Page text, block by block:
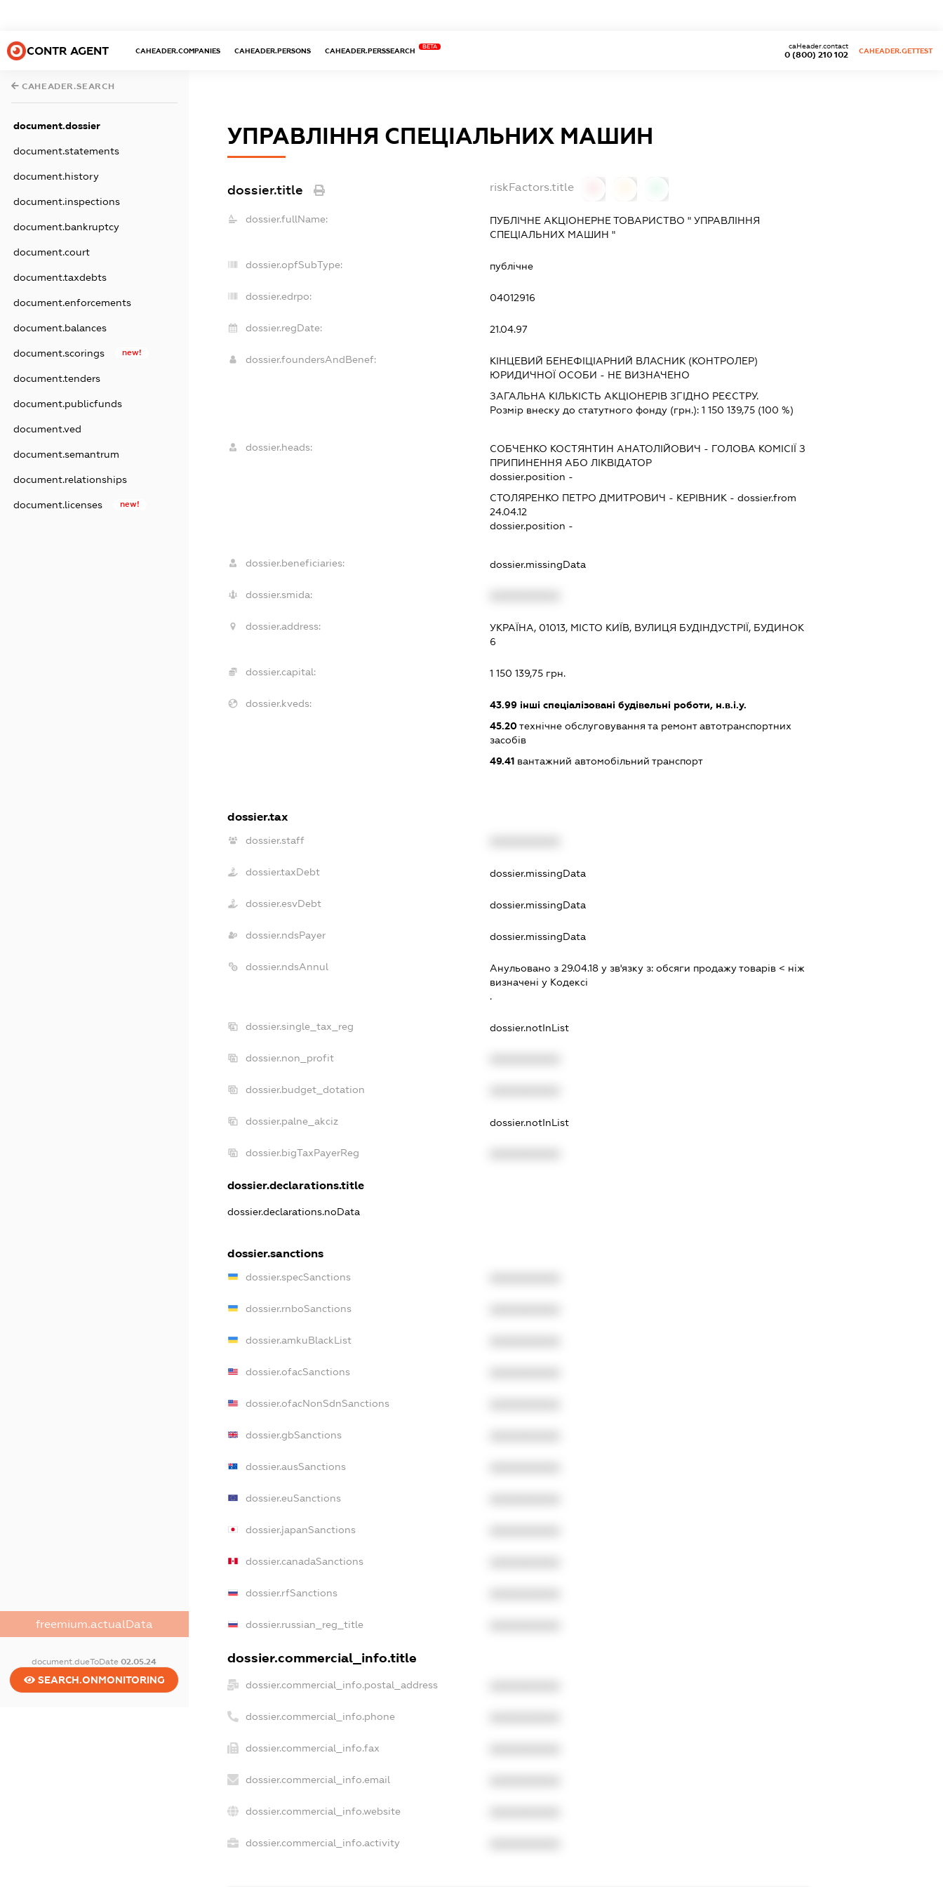
CONTR AGENT CAHEADER.COMPANIES CAHEADER.PERSONS CAHEADER.PERSSEARCH
BETA
0 (800) 210 102
caHeader.contact
CAHEADER.GETTEST
CAHEADER.SEARCH
document.dossier
document.statements
document.history
document.inspections
document.bankruptcy
document.court
document.taxdebts
document.enforcements
document.balances
document.scorings new!
document.tenders
document.publicfunds
document.ved
document.semantrum
document.relationships
document.licenses new!
freemium.actualData
document.dueToDate02.05.24
SEARCH.ONMONITORING
УПРАВЛІННЯ СПЕЦІАЛЬНИХ МАШИН
dossier.title riskFactors.title
dossier.fullName:
ПУБЛІЧНЕ АКЦІОНЕРНЕ ТОВАРИСТВО " УПРАВЛІННЯ
СПЕЦІАЛЬНИХ МАШИН "
dossier.opfSubType: публічне
dossier.edrpo: 04012916
dossier.regDate: 21.04.97
dossier.foundersAndBenef:
КІНЦЕВИЙ БЕНЕФІЦІАРНИЙ ВЛАСНИК (КОНТРОЛЕР)
ЮРИДИЧНОЇ ОСОБИ - НЕ ВИЗНАЧЕНО
ЗАГАЛЬНА КІЛЬКІСТЬ АКЦІОНЕРІВ ЗГІДНО РЕЄСТРУ.
Розмір внеску до статутного фонду (грн.): 1 150 139,75(100 %)
dossier.heads: СОБЧЕНКО КОСТЯНТИН АНАТОЛІЙОВИЧ - ГОЛОВА КОМІСІЇ З
ПРИПИНЕННЯ АБО ЛІКВІДАТОР
dossier.position -
СТОЛЯРЕНКО ПЕТРО ДМИТРОВИЧ - КЕРІВНИК - dossier.from
24.04.12
dossier.position -
dossier.beneficiaries: dossier.missingData
dossier.smida:
dossier.address:
УКРАЇНА, 01013, МІСТО КИЇВ, ВУЛИЦЯ БУДІНДУСТРІЇ, БУДИНОК
6
dossier.capital: 1 150 139,75 грн.
dossier.kveds: 43.99інші спеціалізовані будівельні роботи, н.в.і.у.
45.20технічне обслуговування та ремонт автотранспортних
засобів
49.41вантажний автомобільний транспорт
dossier.tax
dossier.staff
dossier.taxDebt dossier.missingData
dossier.esvDebt dossier.missingData
dossier.ndsPayer dossier.missingData
dossier.ndsAnnul Анульовано з 29.04.18 у зв'язку з: обсяги продажу товарiв < нiж
визначенi у Кодексi
.
dossier.single_tax_reg dossier.notInList
dossier.non_profit
dossier.budget_dotation
dossier.palne_akciz dossier.notInList
dossier.bigTaxPayerReg
dossier.declarations.title
dossier.declarations.noData
dossier.sanctions
dossier.specSanctions
dossier.rnboSanctions
dossier.amkuBlackList
dossier.ofacSanctions
dossier.ofacNonSdnSanctions
dossier.gbSanctions
dossier.ausSanctions
dossier.euSanctions
dossier.japanSanctions
dossier.canadaSanctions
dossier.rfSanctions
dossier.russian_reg_title
dossier.commercial_info.title
dossier.commercial_info.postal_address
dossier.commercial_info.phone
dossier.commercial_info.fax
dossier.commercial_info.email
dossier.commercial_info.website
dossier.commercial_info.activity